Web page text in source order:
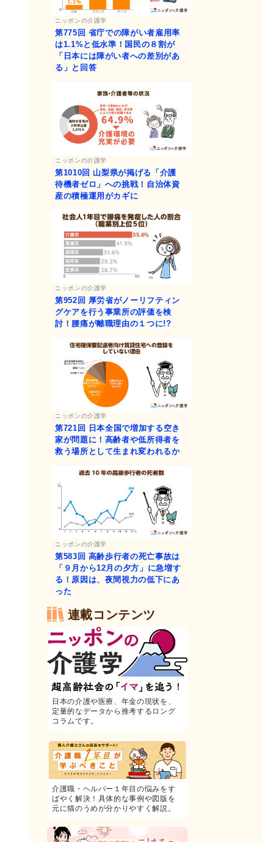
ニッポンの介護学
第775回 省庁での障がい者雇用率
は1.1%と低水準！国民の８割が
「日本には障がい者への差別があ
る」と回答
ニッポンの介護学
第1010回 山梨県が掲げる「介護
待機者ゼロ」への挑戦！自治体資
産の積極運用がカギに
ニッポンの介護学
第952回 厚労省がノーリフティン
グケアを行う事業所の評価を検
討！腰痛が離職理由の１つに!?
ニッポンの介護学
第721回
日本全国で増加する空き
家が問題に！高齢者や低所得者を
救う場所として生まれ変われるか
ニッポンの介護学
第583回 高齢歩行者の死亡事故は
「９月から12月の夕方」に急増す
る！原因は、夜間視力の低下にあ
った
連載コンテンツ
日本の介護や医療、年金の現状を、
定量的なデータから推考するロング
コラムです。
介護職・ヘルパー１年目の悩みをす
ばやく解決！具体的な事例や図版を
元に猫のうめが分かりやすく解説。